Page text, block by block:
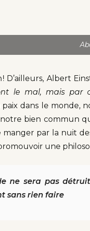
D’ailleurs, Albert
le mal, mais par
paix dans le monde,
bien commun
manger par la nuit
une
ne sera pas
sans rien faire